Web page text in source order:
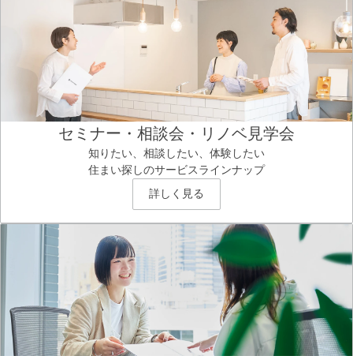
セミナー・相談会・リノベ見学会
知りたい、相談したい、体験したい
住まい探しのサービスラインナップ
詳しく見る